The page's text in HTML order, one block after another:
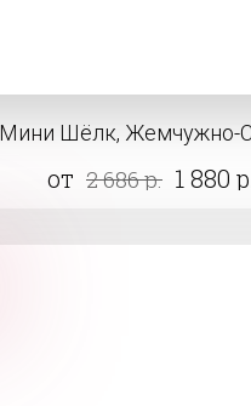
Мини Шёлк, Жемчужно-
от 2 686 р. 1 880